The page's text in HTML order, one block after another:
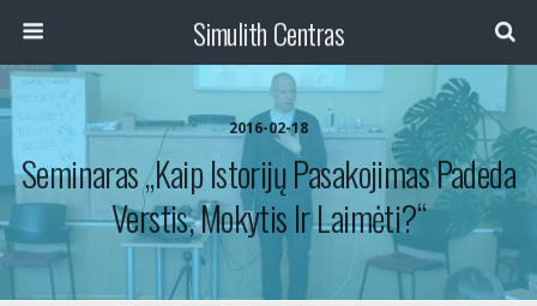
Simulith Centras
2016-02-18
Seminaras „Kaip Istorijų Pasakojimas Padeda
Verstis, Mokytis Ir Laimėti?“